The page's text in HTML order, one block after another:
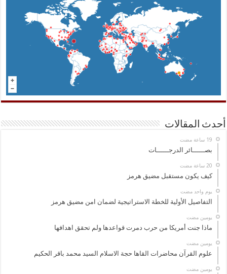
أحدث المقالات
بصــــــائر الدرجــــــات
كيف يكون مستقبل مضيق هرمز
‏يوم واحد مضت
التفاصيل الأولية للخطة الاستراتيجية لضمان امن مضيق هرمز
‏يومين مضت
ماذا جنت أمريكا من حرب دمرت قواعدها ولم تحقق اهدافها
‏يومين مضت
علوم القرآن محاضرات القاها حجة الاسلام السيد محمد باقر الحكيم
‏يومين مضت